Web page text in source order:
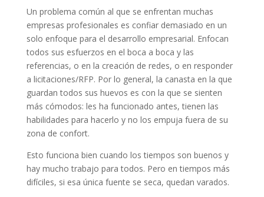
Un problema común al que se enfrentan muchas
empresas profesionales es confiar demasiado en un
solo enfoque para el desarrollo empresarial. Enfocan
todos sus esfuerzos en el boca a boca y las
referencias, o en la creación de redes, o en responder
a licitaciones/RFP. Por lo general, la canasta en la que
guardan todos sus huevos es con la que se sienten
más cómodos: les ha funcionado antes, tienen las
habilidades para hacerlo y no los empuja fuera de su
zona de confort.
Esto funciona bien cuando los tiempos son buenos y
hay mucho trabajo para todos. Pero en tiempos más
difíciles, si esa única fuente se seca, quedan varados.